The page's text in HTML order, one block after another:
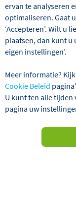
Wij hebben 1
Letland
ervan te analyseren
optimaliseren. Gaat
‘Accepteren’. Wilt u
plaatsen, dan kunt u
eigen instellingen’.
Meer informatie?
Cookie Beleid
U kunt ten alle tijden
pagina uw